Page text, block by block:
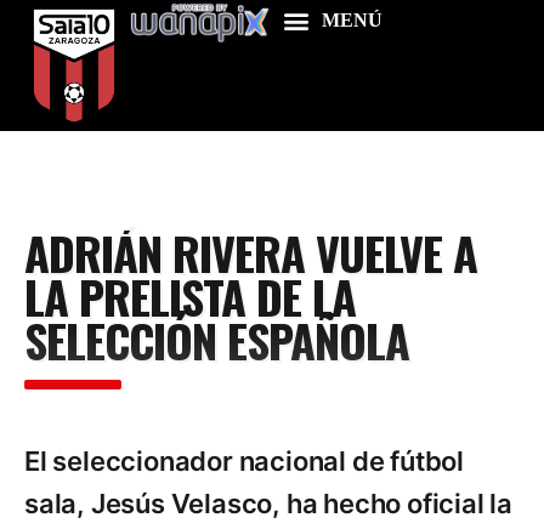
Food & Drink
Features
News
Contacts
ADRIÁN RIVERA VUELVE A
LA PRELISTA DE LA
SELECCIÓN ESPAÑOLA
El seleccionador nacional de fútbol
sala, Jesús Velasco, ha hecho oficial la